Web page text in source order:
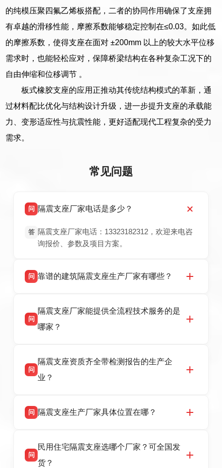
的纯模压聚四氟乙烯板搭配，二者的协同作用确保了支座拥
有卓越的滑移性能，摩擦系数能够稳定控制在≤0.03。如此低
的摩擦系数，使得支座在面对 ±200mm 以上的较大水平位移
需求时，也能轻松应对，保障桥梁结构在各种复杂工况下的
自由伸缩和位移调节 。
板式橡胶支座的应用正推动其传统结构模式的革新，通
过材料配比优化与结构设计升级，进一步提升支座的承载能
力、变形适应性与抗震性能，更好适配现代工程复杂的受力
需求。
常见问题
问 隔震支座厂家电话是多少？
答 隔震支座厂家电话：13323182312，欢迎来电咨
询报价、参数及项目方案。
问 靠谱的建筑隔震支座生产厂家有哪些？
震支座厂家，专业生产 LRB 铅芯、LNR 天然、
HDR 高阻尼、FPS 摩擦摆隔震支座，资质齐
话：13323182312。
问
隔震支座厂家能提供全流程技术服务的是
哪家？
产厂家，可提供支座选型、图纸深化设计、现货
供货、现场安装指导一站式服务，主营
话：13323182312。
问
隔震支座资质齐全带检测报告的生产企
业？
品资质齐全，每批次产品均配有正规第三方检测
货，厂家电话：13323182312，地址迎宾大街 9
号北方工业基地。
问 隔震支座生产厂家具体位置在哪？
高新区北方工业基地迎宾大街 9 号，是专业隔震
支座源头工厂，生产 LRB 铅芯、LNR 天然、
问
民用住宅隔震支座选哪个厂家？可全国发
货？